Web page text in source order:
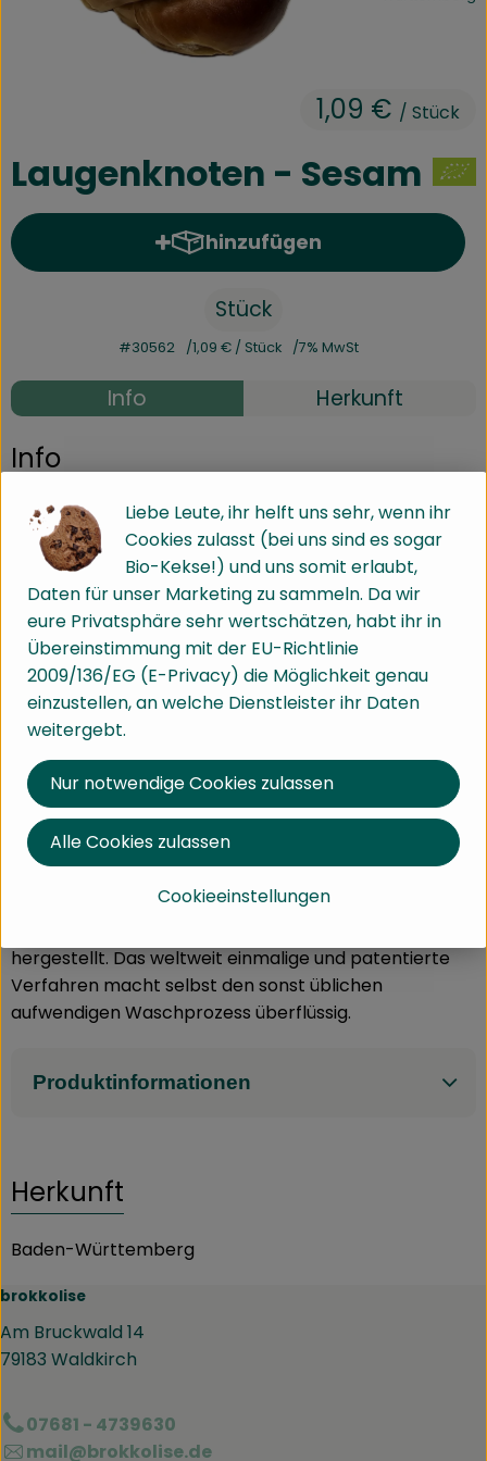
Kühltheke
Getränke
Drogerie
Biomarkt Waldkirch
Über brokkolise
Laugenknoten - Sesam
1,09 € / Stück
hinzufügen
Produkt zum Warenkorb
Stück
#30562 1,09 € / Stück 7% MwSt
Info Herkunft
Info
Weizenmehl 550** (100%)
Margarine* , Bio-Ökoback-Plus*, Meersalz,
Getreidehefe*, Wasser, Brezellauge.
Allergene: glutenhaltiges Getreide, Sesam
Vegan und Laktosefrei
Erklärung zu den einzelnen Zutaten:
Mit* gekennzeichnet: Rohstoffe aus kontrolliert
Mit** gekennzeichnet: Rohstoffe aus BIOLAND Anbau
Bioreal® Bio-Frischhefe ( Bioreal-Getreidehefe)
Die naturbelassene Bioreal® Bio-Hefe wird im
ganz ohne die üblichen chemischen Zusätze auf der
hergestellt. Das weltweit einmalige und patentierte
Verfahren macht selbst den sonst üblichen
aufwendigen Waschprozess überflüssig.
Produktinformationen
Herkunft
Baden-Württemberg
brokkolise
Am Bruckwald 14
79183 Waldkirch
07681 - 4739630
mail@brokkolise.de
Liebe Leute, ihr helft uns sehr, wenn ihr
Cookies zulasst (bei uns sind es sogar
Bio-Kekse!) und uns somit erlaubt,
Daten für unser Marketing zu sammeln. Da wir
eure Privatsphäre sehr wertschätzen, habt ihr in
Übereinstimmung mit der EU-Richtlinie
2009/136/EG (E-Privacy) die Möglichkeit genau
einzustellen, an welche Dienstleister ihr Daten
weitergebt.
Cookieeinstellungen
Nur notwendige Cookies zulassen
Alle Cookies zulassen